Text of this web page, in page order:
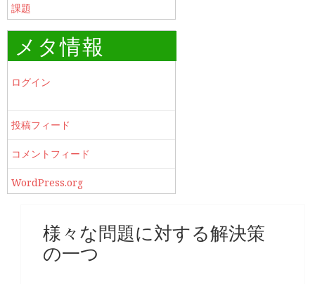
課題
メタ情報
ログイン
投稿フィード
コメントフィード
WordPress.org
様々な問題に対する解決策
の一つ